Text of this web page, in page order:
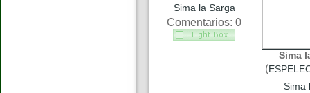
Sima la Sarga
Comentarios: 0
Sima
(
Sima